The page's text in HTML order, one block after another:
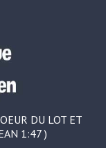
DU LOT ET
1:47 )